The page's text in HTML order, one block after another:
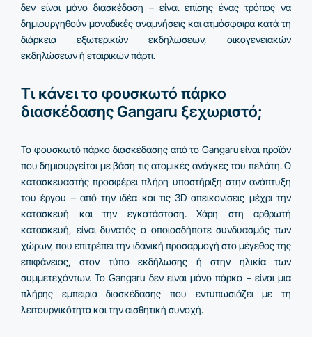
δεν είναι μόνο διασκέδαση – είναι επίσης ένας τρόπος να
δημιουργηθούν μοναδικές αναμνήσεις και ατμόσφαιρα κατά τη
διάρκεια εξωτερικών εκδηλώσεων, οικογενειακών
εκδηλώσεων ή εταιρικών πάρτι.
Τι κάνει το φουσκωτό πάρκο
διασκέδασης Gangaru ξεχωριστό;
Το φουσκωτό πάρκο διασκέδασης από το Gangaru είναι προϊόν
που δημιουργείται με βάση τις ατομικές ανάγκες του πελάτη. Ο
κατασκευαστής προσφέρει πλήρη υποστήριξη στην ανάπτυξη
του έργου – από την ιδέα και τις 3D απεικονίσεις μέχρι την
κατασκευή και την εγκατάσταση. Χάρη στη αρθρωτή
κατασκευή, είναι δυνατός ο οποιοσδήποτε συνδυασμός των
χώρων, που επιτρέπει την ιδανική προσαρμογή στο μέγεθος της
επιφάνειας, στον τύπο εκδήλωσης ή στην ηλικία των
συμμετεχόντων. Το Gangaru δεν είναι μόνο πάρκο – είναι μια
πλήρης εμπειρία διασκέδασης που εντυπωσιάζει με τη
λειτουργικότητα και την αισθητική συνοχή.